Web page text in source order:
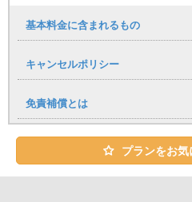
基本料金に含まれるもの
キャンセルポリシー
免責補償とは
プランをお